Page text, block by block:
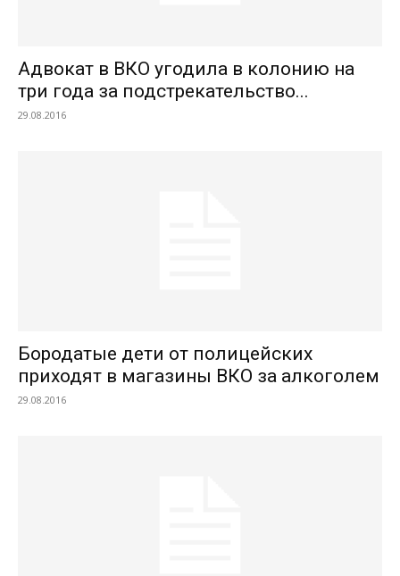
Адвокат в ВКО угодила в колонию на
три года за подстрекательство...
29.08.2016
Бородатые дети от полицейских
приходят в магазины ВКО за алкоголем
29.08.2016